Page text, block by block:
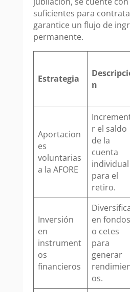
suficientes para
garantice un flujo de
permanente.
Estrategia
n
Aportacion
es
voluntarias
a la AFORE
r el saldo
de la
cuenta
individual
para el
retiro.
Inversión
en
instrument
os
financieros
en fondos
o cetes
para
generar
os.